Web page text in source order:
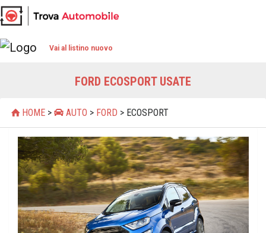
Vai al listino nuovo
FORD ECOSPORT USATE
HOME > AUTO > FORD > ECOSPORT